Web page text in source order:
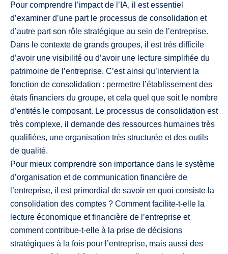
Pour comprendre l’impact de l’IA, il est essentiel
d’examiner d’une part le processus de consolidation et
d’autre part son rôle stratégique au sein de l’entreprise.
Dans le contexte de grands groupes, il est très difficile
d’avoir une visibilité ou d’avoir une lecture simplifiée du
patrimoine de l’entreprise. C’est ainsi qu’intervient la
fonction de consolidation : permettre l’établissement des
états financiers du groupe, et cela quel que soit le nombre
d’entités le composant. Le processus de consolidation est
très complexe, il demande des ressources humaines très
qualifiées, une organisation très structurée et des outils
de qualité.
Pour mieux comprendre son importance dans le système
d’organisation et de communication financière de
l’entreprise, il est primordial de savoir en quoi consiste la
consolidation des comptes ? Comment facilite-t-elle la
lecture économique et financière de l’entreprise et
comment contribue-t-elle à la prise de décisions
stratégiques à la fois pour l’entreprise, mais aussi des